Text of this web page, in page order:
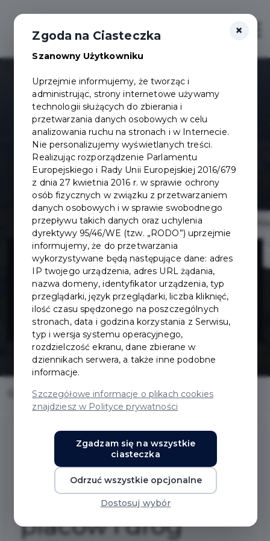
Oświetlenie
ulic, placów i
dróg
Home Inwestycje Oświetlenie ulic, placów i dróg
Oświetlenie ulic, placów i dróg
Oświetlenie ulic,
placów i dróg
×
Zgoda na Ciasteczka
Szanowny Użytkowniku
Uprzejmie informujemy, że tworząc i
administrując, strony internetowe używamy
technologii służących do zbierania i
przetwarzania danych osobowych w celu
analizowania ruchu na stronach i w Internecie.
Nie personalizujemy wyświetlanych treści.
Realizując rozporządzenie Parlamentu
Europejskiego i Rady Unii Europejskiej 2016/679
z dnia 27 kwietnia 2016 r. w sprawie ochrony
osób fizycznych w związku z przetwarzaniem
danych osobowych i w sprawie swobodnego
przepływu takich danych oraz uchylenia
dyrektywy 95/46/WE (tzw. „RODO”) uprzejmie
informujemy, że do przetwarzania
wykorzystywane będą następujące dane: adres
IP twojego urządzenia, adres URL żądania,
nazwa domeny, identyfikator urządzenia, typ
przeglądarki, język przeglądarki, liczba kliknięć,
ilość czasu spędzonego na poszczególnych
stronach, data i godzina korzystania z Serwisu,
typ i wersja systemu operacyjnego,
rozdzielczość ekranu, dane zbierane w
dziennikach serwera, a także inne podobne
informacje.
Szczegółowe informacje o plikach cookies
znajdziesz w Polityce prywatności
Zgadzam się na wszystkie
ciasteczka
Odrzuć wszystkie opcjonalne
Dostosuj wybór